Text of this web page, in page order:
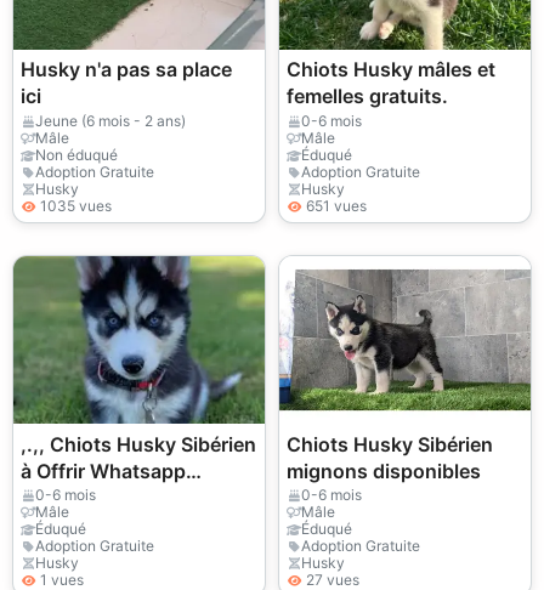
Husky n'a pas sa place
ici
Jeune (6 mois - 2 ans)
Mâle
Non éduqué
Adoption Gratuite
Husky
1035 vues
Chiots Husky mâles et
femelles gratuits.
0-6 mois
Mâle
Éduqué
Adoption Gratuite
Husky
651 vues
,.,, Chiots Husky Sibérien
à Offrir Whatsapp
(+34)611386992
0-6 mois
Mâle
Éduqué
Adoption Gratuite
Husky
1 vues
Chiots Husky Sibérien
mignons disponibles
0-6 mois
Mâle
Éduqué
Adoption Gratuite
Husky
27 vues